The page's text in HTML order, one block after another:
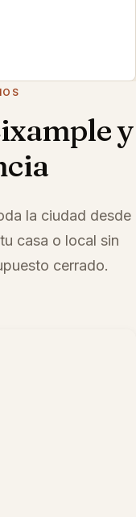
y
la ciudad desde
casa o local sin
cerrado.